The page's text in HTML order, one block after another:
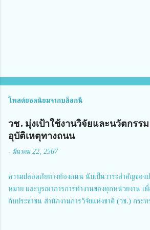
โพสต์ยอดนิยมจากบล็อกนี้
วช. มุ่งเป้าใช้งานวิจัยและนวัตกรร
อุบัติเหตุทางถนน
- มีนาคม 22, 2567
ความปลอดภัยทางท้องถนน นับเป็นวาระสำคัญของป
หมาย และบูรณาการการทำงานของทุกหน่วยงาน เ
กับประชาชน สำนักงานการวิจัยแห่งชาติ (วช.) กระ
สมาคมวิศวกรรมชีวการแพทย์ไทย จัดการประชุมเผ